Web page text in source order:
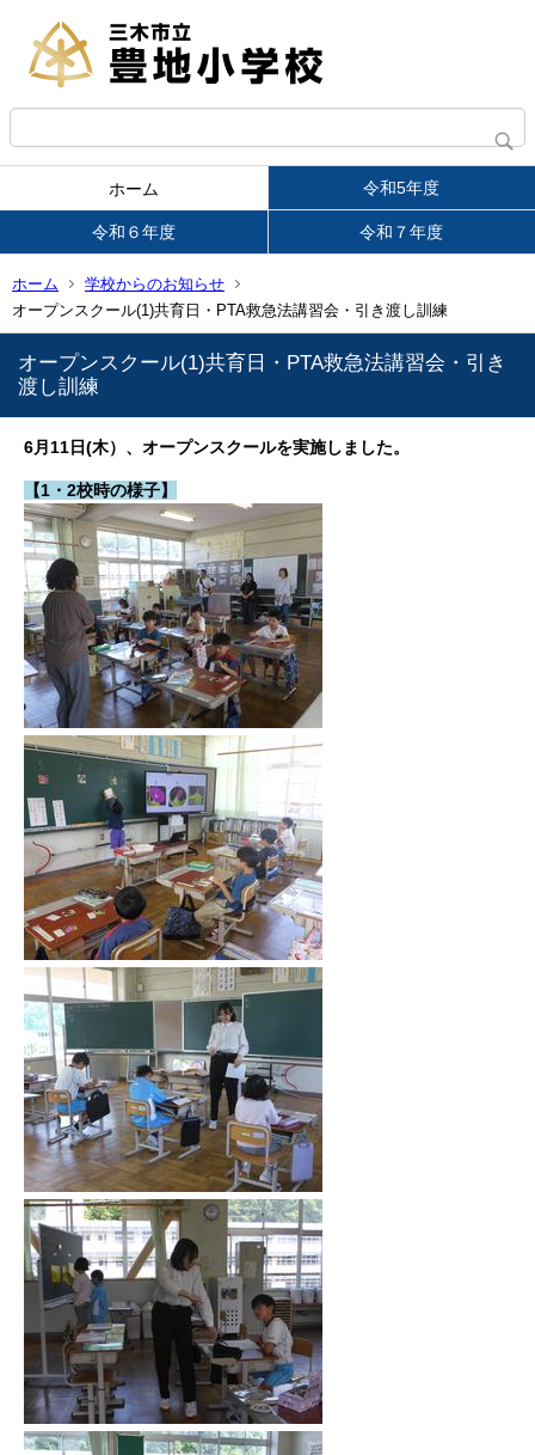
ホーム 令和5年度
令和６年度 令和７年度
ホーム
学校からのお知らせ
オープンスクール(1)共育日・PTA救急法講習会・引き渡し訓練
オープンスクール(1)共育日・PTA救急法講習会・引き
渡し訓練
6月11日(木）、オープンスクールを実施しました。
【1・2校時の様子】